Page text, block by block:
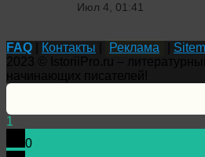
Июл 4, 01:41
FAQ Контакты Реклама
1
0